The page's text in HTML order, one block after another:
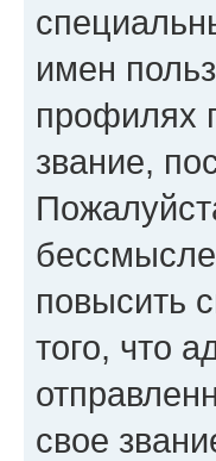
имен
профилях
звание,
повысить
того, что
свое